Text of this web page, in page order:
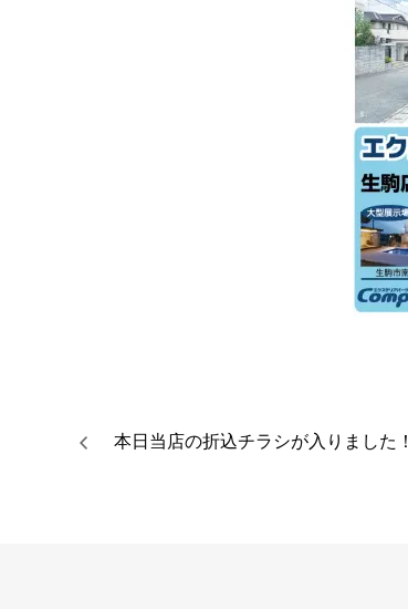
本日当店の折込チラシが入りました！